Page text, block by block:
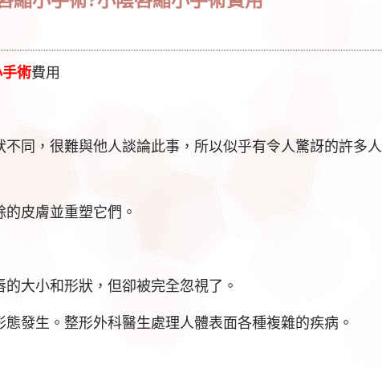
手術費用
同，很難與他人談論此事，所以似乎有令人驚訝的許多人
皮膚並重塑它們。
大小和形狀，但卻被完全忽視了。
發生。整形外科醫生處理人體表面各種複雜的疾病。